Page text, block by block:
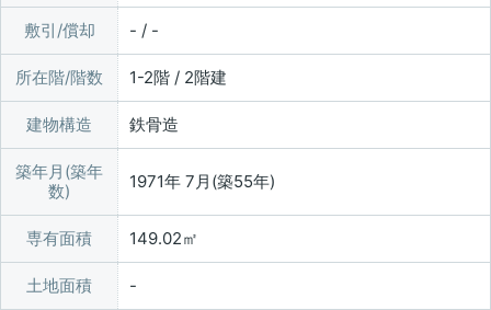
敷引/償却 - / -
所在階/階数 1-2階 / 2階建
建物構造 鉄骨造
築年月(築年
数)
1971年 7月(築55年)
専有面積 149.02㎡
土地面積